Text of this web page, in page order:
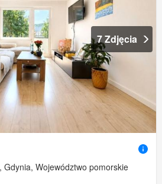
7 Zdjęcia
Gdynia, Województwo pomorskie